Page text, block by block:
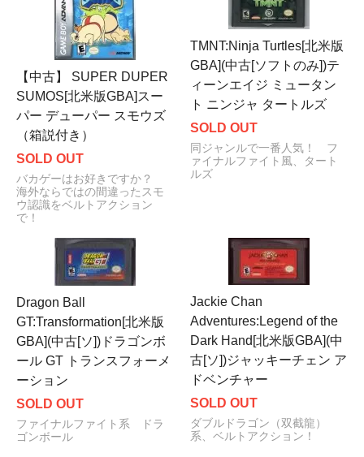
【中古】 SUPER DUPER
SUMOS[北米版GBA]スー
パー デューパー スモウズ
（箱説付き）
SOLD OUT
バカゲーはお好きですか？
海外ならではの間違ったスモ
ウ認識をベルトアクション
で！
TMNT:Ninja Turtles[北米版
GBA](中古[ソフトのみ])テ
ィーンエイジ ミュータン
ト ニンジャ タートルズ
SOLD OUT
同ジャンルで一番人気！ フ
ァイナルファイト風、タート
ルズ
Dragon Ball
GT:Transformation[北米版
GBA](中古[ソ])ドラゴンボ
ール GT トランスフォーメ
ーション
SOLD OUT
ファイナルファイト系 ドラ
ゴンボール
Jackie Chan
Adventures:Legend of the
Dark Hand[北米版GBA](中
古[ソ])ジャッキーチェン ア
ドベンチャー
SOLD OUT
ダブルドラゴン（双截龍）
系、ベルトアクション！